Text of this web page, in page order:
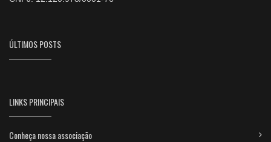
ÚLTIMOS POSTS
LINKS PRINCIPAIS
Conheça nossa associação